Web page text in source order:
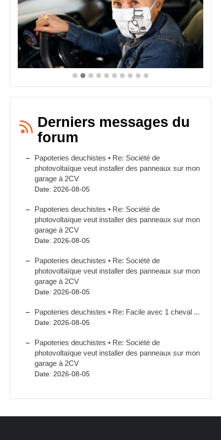
Derniers messages du
forum
Papoteries deuchistes • Re: Société de
photovoltaïque veut installer des panneaux sur mon
garage à 2CV
Date: 2026-08-05
Papoteries deuchistes • Re: Société de
photovoltaïque veut installer des panneaux sur mon
garage à 2CV
Date: 2026-08-05
Papoteries deuchistes • Re: Société de
photovoltaïque veut installer des panneaux sur mon
garage à 2CV
Date: 2026-08-05
Papoteries deuchistes • Re: Facile avec 1 cheval ...
Date: 2026-08-05
Papoteries deuchistes • Re: Société de
photovoltaïque veut installer des panneaux sur mon
garage à 2CV
Date: 2026-08-05